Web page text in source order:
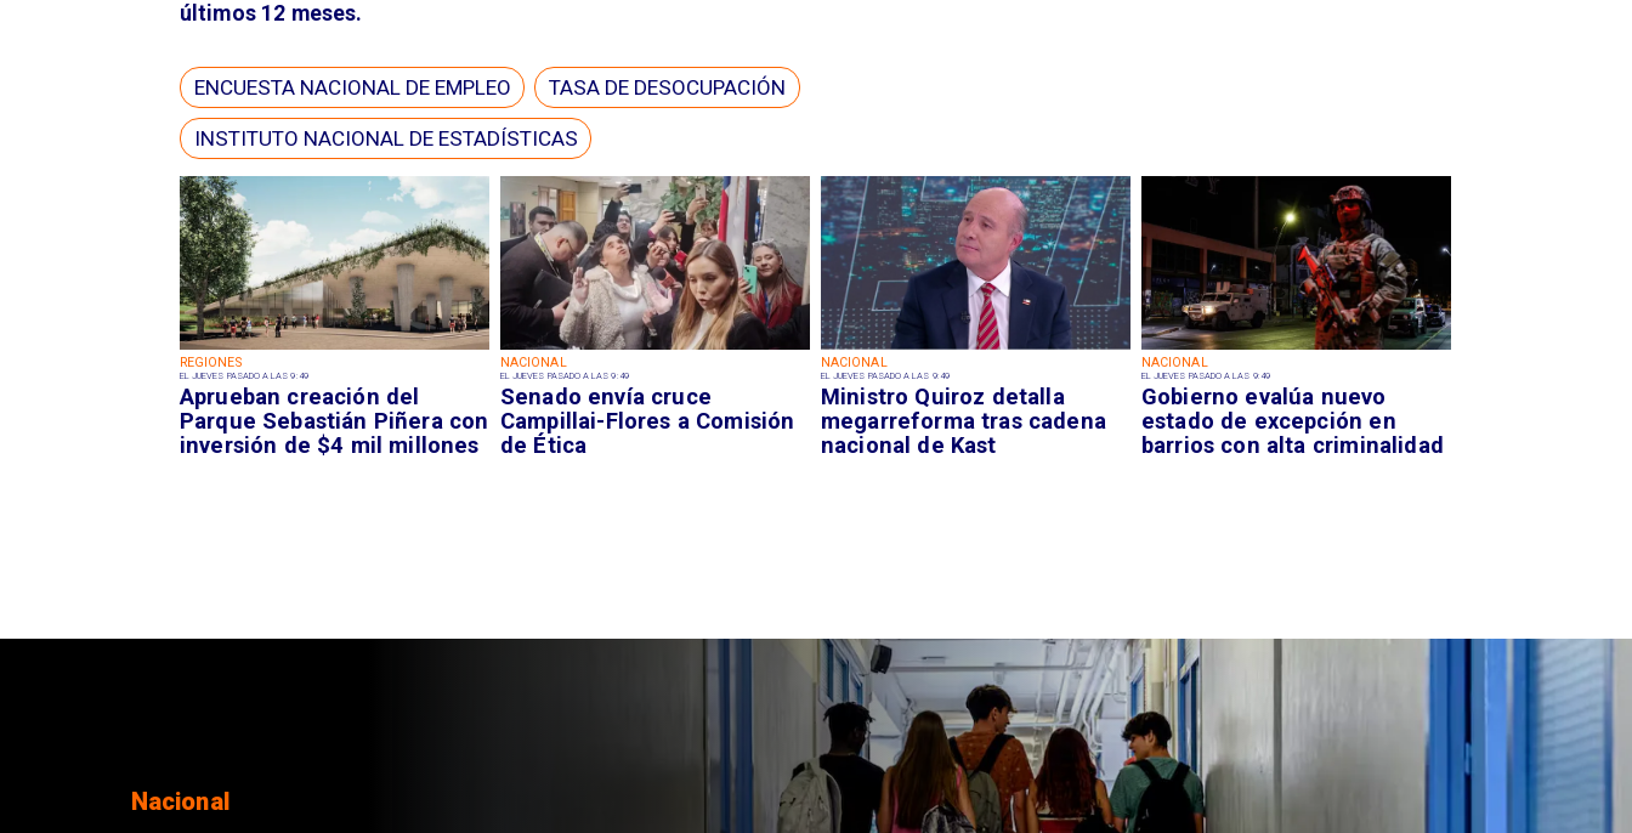
REGIONES
EL JUEVES PASADO A LAS 9:49
Aprueban creación del
Parque Sebastián Piñera con
inversión de $4 mil millones
NACIONAL
EL JUEVES PASADO A LAS 9:49
Senado envía cruce
Campillai-Flores a Comisión
de Ética
NACIONAL
EL JUEVES PASADO A LAS 9:49
Ministro Quiroz detalla
megarreforma tras cadena
nacional de Kast
NACIONAL
EL JUEVES PASADO A LAS 9:49
Gobierno evalúa nuevo
estado de excepción en
barrios con alta criminalidad
últimos 12 meses.
ENCUESTA NACIONAL DE EMPLEO TASA DE DESOCUPACIÓN
INSTITUTO NACIONAL DE ESTADÍSTICAS
Regiones